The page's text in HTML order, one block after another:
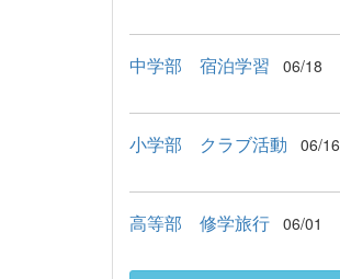
中学部 宿泊学習 06/18
小学部 クラブ活動 06/16
高等部 修学旅行 06/01